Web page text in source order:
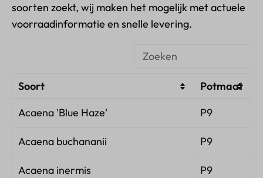
soorten zoekt, wij maken het mogelijk met actuele
voorraadinformatie en snelle levering.
Soort
Potmaat
Acaena 'Blue Haze'
P9
Acaena buchananii P9
Acaena inermis P9